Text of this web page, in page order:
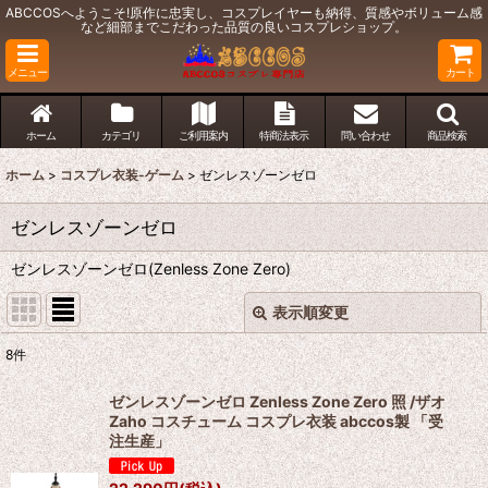
ABCCOSへようこそ!原作に忠実し、コスプレイヤーも納得、質感やボリューム感
など細部までこだわった品質の良いコスプレショップ。
メニュー カート
ホーム カテゴリ ご利用案内 特商法表示 問い合わせ 商品検索
ホーム > コスプレ衣装-ゲーム > ゼンレスゾーンゼロ
ゼンレスゾーンゼロ
ゼンレスゾーンゼロ(Zenless Zone Zero)
表示順変更
表示数:
並び順:
閉じる
8件
ゼンレスゾーンゼロ Zenless Zone Zero 照 /ザオ
Zaho コスチューム コスプレ衣装 abccos製 「受
注生産」